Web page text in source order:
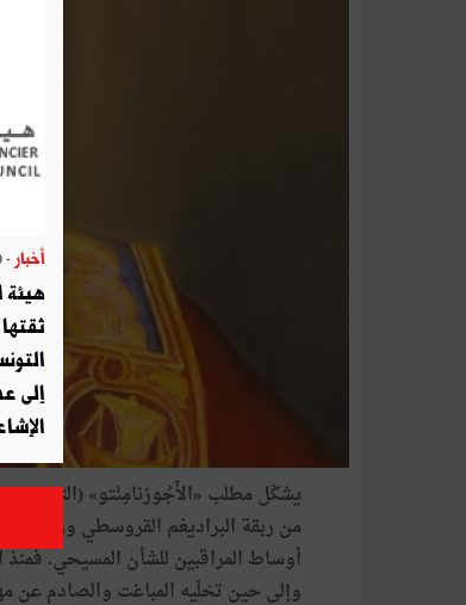
يشكّل مطلب «الأَجُورْنامِنْتو» (التجديد)
من ربقة البراديغم القروسطي وولوج
أوساط المراقبين للشأن المسيحي.
أخبار - 2026.07.30
هيئة
إلى